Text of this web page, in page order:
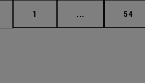
Página
1 ... Páginas 54